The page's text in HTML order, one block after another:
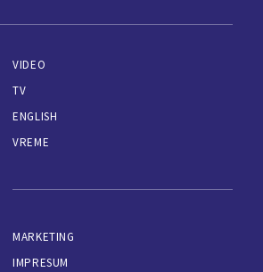
VIDEO
TV
ENGLISH
VREME
MARKETING
IMPRESUM